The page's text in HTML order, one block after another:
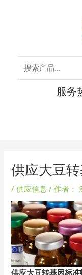
服务
供应大豆
/供应信息 / 作者：
供应大豆转基因标